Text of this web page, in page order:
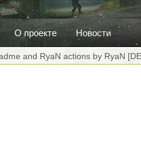
О проекте Новости
and RyaN actions by RyaN